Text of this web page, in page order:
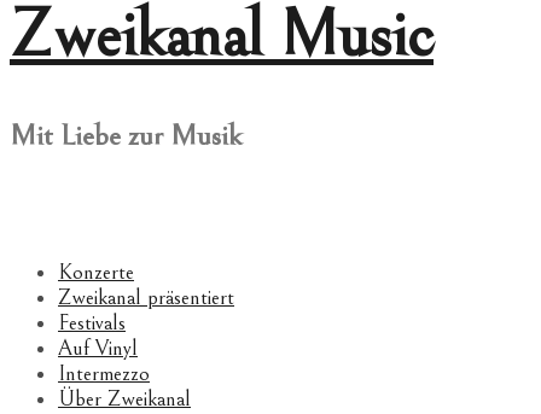
Zweikanal Music
Mit Liebe zur Musik
Konzerte
Zweikanal präsentiert
Festivals
Auf Vinyl
Intermezzo
Über Zweikanal